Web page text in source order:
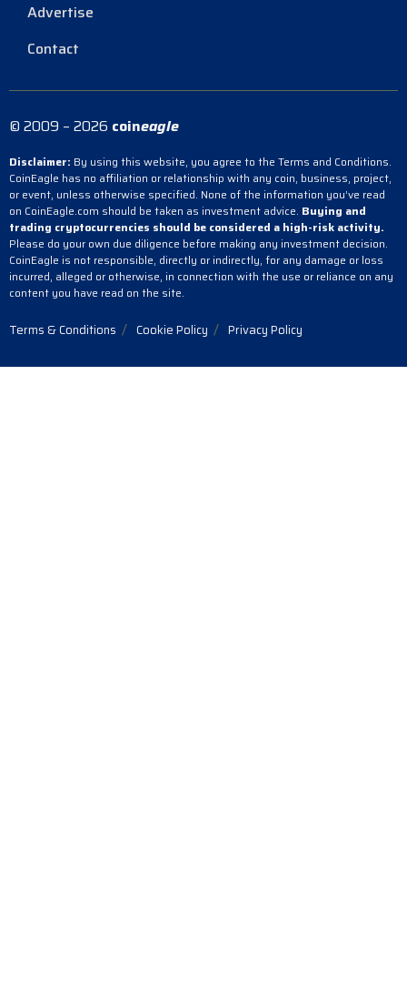
Advertise
Contact
© 2009 – 2026 coineagle
Disclaimer: By using this website, you agree to the Terms and Conditions.
CoinEagle has no affiliation or relationship with any coin, business, project,
or event, unless otherwise specified. None of the information you’ve read
on CoinEagle.com should be taken as investment advice. Buying and
trading cryptocurrencies should be considered a high-risk activity.
Please do your own due diligence before making any investment decision.
CoinEagle is not responsible, directly or indirectly, for any damage or loss
incurred, alleged or otherwise, in connection with the use or reliance on any
content you have read on the site.
Terms & Conditions Cookie Policy Privacy Policy